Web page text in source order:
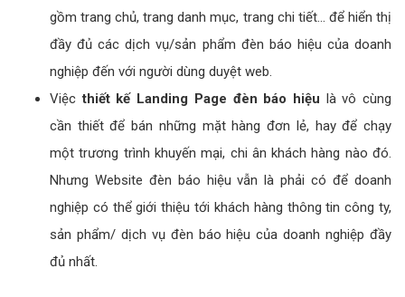
gồm trang chủ, trang danh mục, trang chi tiết... để hiển thị
đầy đủ các dịch vụ/sản phẩm đèn báo hiệu của doanh
nghiệp đến với người dùng duyệt web.
Việc thiết kế Landing Page đèn báo hiệu là vô cùng
cần thiết để bán những mặt hàng đơn lẻ, hay để chạy
một trương trình khuyến mại, chi ân khách hàng nào đó.
Nhưng Website đèn báo hiệu vẫn là phải có để doanh
nghiệp có thể giới thiệu tới khách hàng thông tin công ty,
sản phẩm/ dịch vụ đèn báo hiệu của doanh nghiệp đầy
đủ nhất.